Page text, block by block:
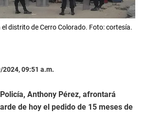
distrito de Cerro Colorado. Foto: cortesía.
09:51 a.m.
Anthony Pérez, afrontará
de hoy el pedido de 15 meses de